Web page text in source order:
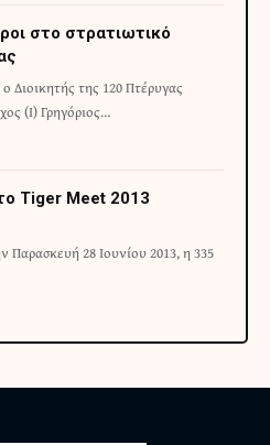
στο στρατιωτικό
Διοικητής της 120 Πτέρυγας
(Ι) Γρηγόριος…
Tiger Meet 2013
Παρασκευή 28 Ιουνίου 2013, η 335